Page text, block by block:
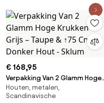
€ 168,95
Verpakking Van 2 Glamm Hoge
Krukken Grijs – Taupe & ↑75 Cm
& Donker Hout - Sklum
Houten, metalen,
Scandinavische